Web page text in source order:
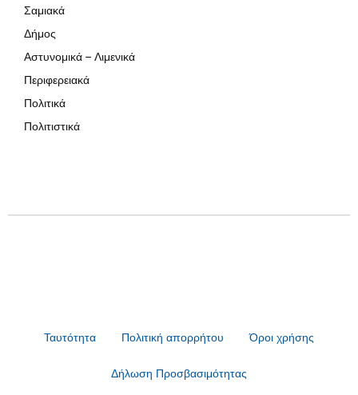
Σαμιακά
Δήμος
Αστυνομικά – Λιμενικά
Περιφερειακά
Πολιτικά
Πολιτιστικά
Ταυτότητα Πολιτική απορρήτου Όροι χρήσης
Δήλωση Προσβασιμότητας